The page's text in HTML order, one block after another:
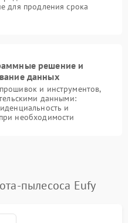
для продления срока
решение и
данных
и инструментов,
данными:
и
необходимости
пылесоса Eufy